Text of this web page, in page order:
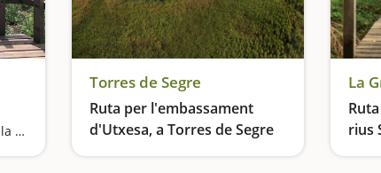
Espectacle de flora i fauna a la vora de l’Ebre
Torres de Segre
Ruta per l'embassament
d'Utxesa, a Torres de Segre
Passegem per uns aiguamolls plens de vida natural
La
rius